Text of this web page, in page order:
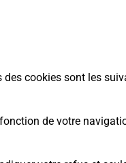
cookies sont les
de votre